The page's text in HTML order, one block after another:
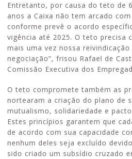
Entretanto, por causa do teto de
anos a Caixa não tem arcado
conforme prevê o acordo
vigência até 2025. O teto precisa
mais uma vez nossa reivindicação
negociação”, frisou Rafael de
Comissão Executiva dos
O teto compromete também as
nortearam a criação do plano de
mutualismo, solidariedade e
Estes princípios garantem que
de acordo com sua capacidade
nenhum deles seja excluído
sido criado um subsídio cruzado